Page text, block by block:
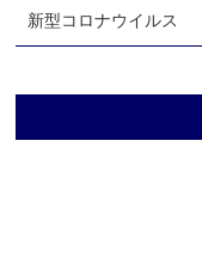
新型コロナウイルス